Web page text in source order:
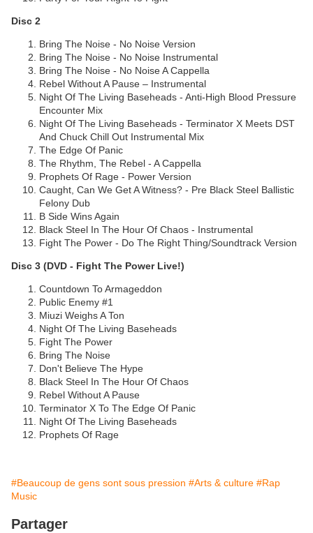
Disc 2
Bring The Noise - No Noise Version
Bring The Noise - No Noise Instrumental
Bring The Noise - No Noise A Cappella
Rebel Without A Pause – Instrumental
Night Of The Living Baseheads - Anti-High Blood Pressure
Encounter Mix
Night Of The Living Baseheads - Terminator X Meets DST
And Chuck Chill Out Instrumental Mix
The Edge Of Panic
The Rhythm, The Rebel - A Cappella
Prophets Of Rage - Power Version
Caught, Can We Get A Witness? - Pre Black Steel Ballistic
Felony Dub
B Side Wins Again
Black Steel In The Hour Of Chaos - Instrumental
Fight The Power - Do The Right Thing/Soundtrack Version
Disc 3 (DVD - Fight The Power Live!)
Countdown To Armageddon
Public Enemy #1
Miuzi Weighs A Ton
Night Of The Living Baseheads
Fight The Power
Bring The Noise
Don't Believe The Hype
Black Steel In The Hour Of Chaos
Rebel Without A Pause
Terminator X To The Edge Of Panic
Night Of The Living Baseheads
Prophets Of Rage
#Beaucoup de gens sont sous pression #Arts & culture #Rap
Music
Partager